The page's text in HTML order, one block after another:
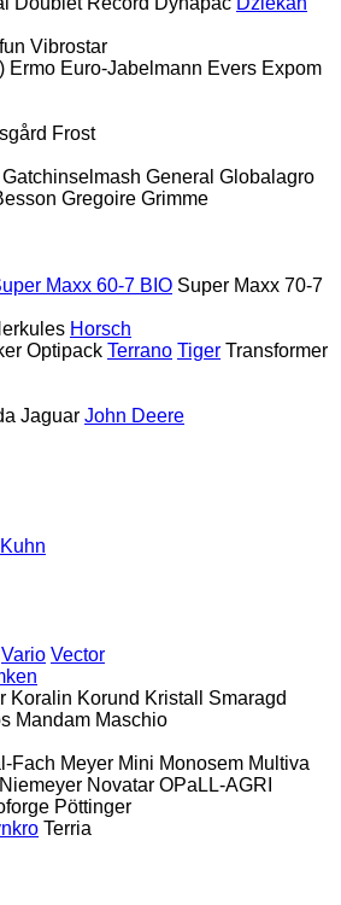
Vibrostar
Ermo Euro-Jabelmann Evers Expom
Frost
Gatchinselmash General Globalagro
Gregoire Grimme
Maxx 60-7 BIO Super Maxx 70-7
Horsch
Optipack Terrano Tiger Transformer
Jaguar John Deere
Kuhn
Vario Vector
Koralin Korund Kristall
Smaragd
Mandam Maschio
Fach Meyer Mini Monosem Multiva
Niemeyer Novatar OPaLL-AGRI
Pöttinger
Terria